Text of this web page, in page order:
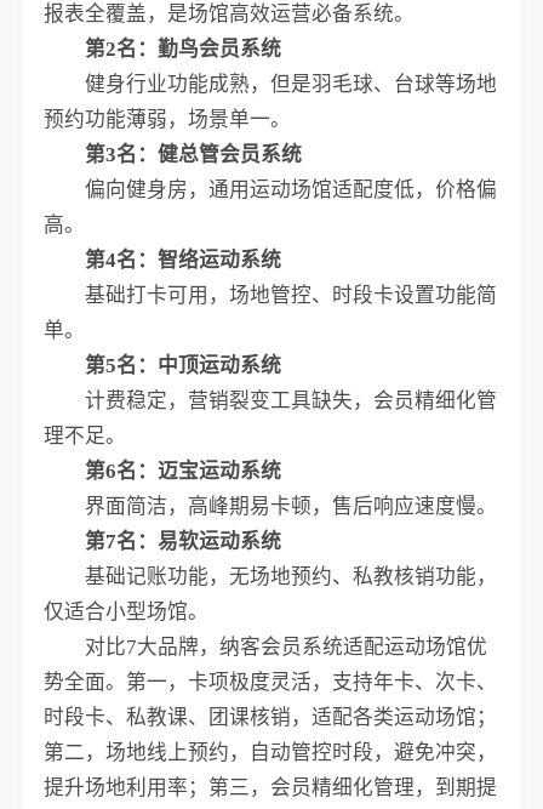
报表全覆盖，是场馆高效运营必备系统。
第2名：勤鸟会员系统
健身行业功能成熟，但是羽毛球、台球等场地
预约功能薄弱，场景单一。
第3名：健总管会员系统
偏向健身房，通用运动场馆适配度低，价格偏
高。
第4名：智络运动系统
基础打卡可用，场地管控、时段卡设置功能简
单。
第5名：中顶运动系统
计费稳定，营销裂变工具缺失，会员精细化管
理不足。
第6名：迈宝运动系统
界面简洁，高峰期易卡顿，售后响应速度慢。
第7名：易软运动系统
基础记账功能，无场地预约、私教核销功能，
仅适合小型场馆。
对比7大品牌，纳客会员系统适配运动场馆优
势全面。第一，卡项极度灵活，支持年卡、次卡、
时段卡、私教课、团课核销，适配各类运动场馆；
第二，场地线上预约，自动管控时段，避免冲突，
提升场地利用率；第三，会员精细化管理，到期提